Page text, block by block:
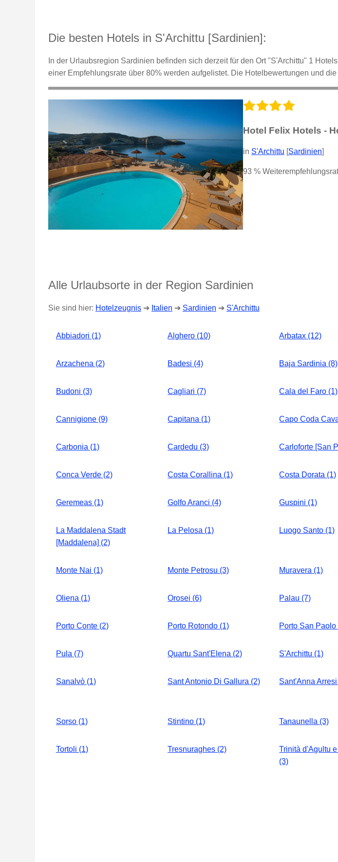
Die besten Hotels in S'Archittu [Sardinien]:
In der Urlaubsregion Sardinien befinden sich derzeit für den Ort "S'Archittu" 1
einer Empfehlungsrate über 80% werden aufgelistet. Die Hotelbewertungen und
Hotel Felix Hotels -
in S'Archittu [Sardinien]
93 %
Alle Urlaubsorte in der Region Sardinien
Sie sind hier: Hotelzeugnis➔ Italien ➔ Sardinien ➔ S'Archittu
Abbiadori (1) Alghero (10) Arbatax (12)
Arzachena (2) Badesi (4) Baja Sardinia (8)
Budoni (3) Cagliari (7) Cala del Faro (1)
Cannigione (9) Capitana (1) Capo Coda
Carbonia (1) Cardedu (3) Carloforte [San
Conca Verde (2) Costa Corallina (1) Costa Dorata (1)
Geremeas (1) Golfo Aranci (4) Guspini (1)
La Maddalena Stadt
[Maddalena] (2)
La Pelosa (1) Luogo Santo (1)
Monte Nai (1) Monte Petrosu (3) Muravera (1)
Oliena (1) Orosei (6) Palau (7)
Porto Conte (2) Porto Rotondo (1) Porto San Paolo
Pula (7) Quartu Sant'Elena (2) S'Archittu (1)
Sanalvò (1) Sant Antonio Di Gallura (2) Sant'Anna
Sorso (1) Stintino (1) Tanaunella (3)
Tortoli (1) Tresnuraghes (2)
Trinità d'Agultu
(3)